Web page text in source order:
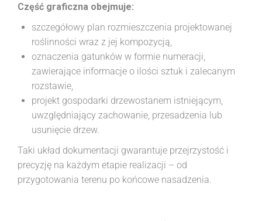
Część graficzna obejmuje:
szczegółowy plan rozmieszczenia projektowanej
roślinności wraz z jej kompozycją,
oznaczenia gatunków w formie numeracji,
zawierające informacje o ilości sztuk i zalecanym
rozstawie,
projekt gospodarki drzewostanem istniejącym,
uwzględniający zachowanie, przesadzenia lub
usunięcie drzew.
Taki układ dokumentacji gwarantuje przejrzystość i
precyzję na każdym etapie realizacji – od
przygotowania terenu po końcowe nasadzenia.